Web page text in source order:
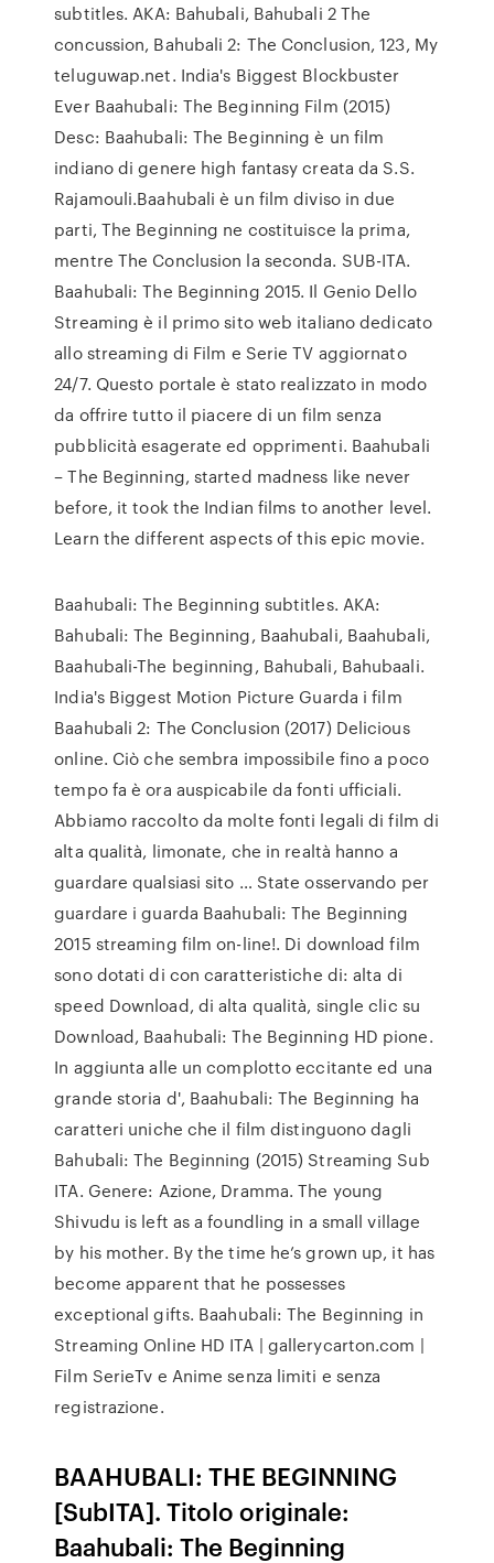
subtitles. AKA: Bahubali, Bahubali 2 The
concussion, Bahubali 2: The Conclusion, 123, My
teluguwap.net. India's Biggest Blockbuster
Ever Baahubali: The Beginning Film (2015)
Desc: Baahubali: The Beginning è un film
indiano di genere high fantasy creata da S.S.
Rajamouli.Baahubali è un film diviso in due
parti, The Beginning ne costituisce la prima,
mentre The Conclusion la seconda. SUB-ITA.
Baahubali: The Beginning 2015. Il Genio Dello
Streaming è il primo sito web italiano dedicato
allo streaming di Film e Serie TV aggiornato
24/7. Questo portale è stato realizzato in modo
da offrire tutto il piacere di un film senza
pubblicità esagerate ed opprimenti. Baahubali
– The Beginning, started madness like never
before, it took the Indian films to another level.
Learn the different aspects of this epic movie.
Baahubali: The Beginning subtitles. AKA:
Bahubali: The Beginning, Baahubali, Baahubali,
Baahubali-The beginning, Bahubali, Bahubaali.
India's Biggest Motion Picture Guarda i film
Baahubali 2: The Conclusion (2017) Delicious
online. Ciò che sembra impossibile fino a poco
tempo fa è ora auspicabile da fonti ufficiali.
Abbiamo raccolto da molte fonti legali di film di
alta qualità, limonate, che in realtà hanno a
guardare qualsiasi sito … State osservando per
guardare i guarda Baahubali: The Beginning
2015 streaming film on-line!. Di download film
sono dotati di con caratteristiche di: alta di
speed Download, di alta qualità, single clic su
Download, Baahubali: The Beginning HD pione.
In aggiunta alle un complotto eccitante ed una
grande storia d', Baahubali: The Beginning ha
caratteri uniche che il film distinguono dagli
Bahubali: The Beginning (2015) Streaming Sub
ITA. Genere: Azione, Dramma. The young
Shivudu is left as a foundling in a small village
by his mother. By the time he’s grown up, it has
become apparent that he possesses
exceptional gifts. Baahubali: The Beginning in
Streaming Online HD ITA | gallerycarton.com |
Film SerieTv e Anime senza limiti e senza
registrazione.
BAAHUBALI: THE BEGINNING
[SubITA]. Titolo originale:
Baahubali: The Beginning